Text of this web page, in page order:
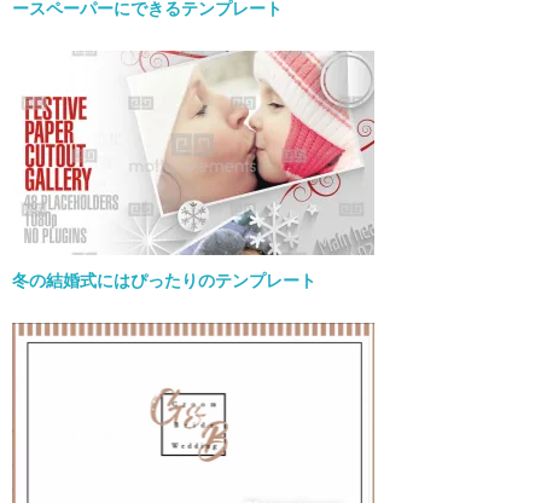
ースペーパーにできるテンプレート
冬の結婚式にはぴったりのテンプレート